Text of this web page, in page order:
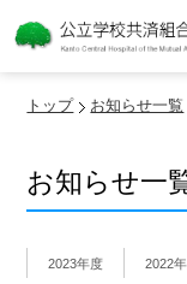
トップ お知らせ一覧
お知らせ一
2023年度 2022